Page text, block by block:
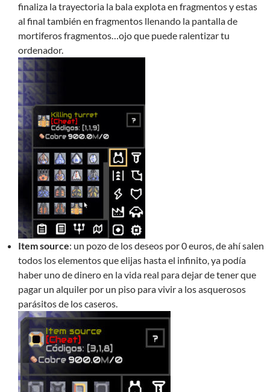
finaliza la trayectoria la bala explota en fragmentos y estas
al final también en fragmentos llenando la pantalla de
mortiferos fragmentos…ojo que puede ralentizar tu
ordenador.
Item source: un pozo de los deseos por 0 euros, de ahí salen
todos los elementos que elijas hasta el infinito, ya podía
haber uno de dinero en la vida real para dejar de tener que
pagar un alquiler por un piso para vivir a los asquerosos
parásitos de los caseros.